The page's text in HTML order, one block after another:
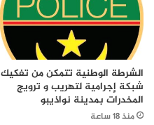
الشرطة الوطنية تتمكن من تفكيك
شبكة إجرامية لتهريب و ترويج
المخدرات بمدينة نواذيبو
منذ 18 ساعة